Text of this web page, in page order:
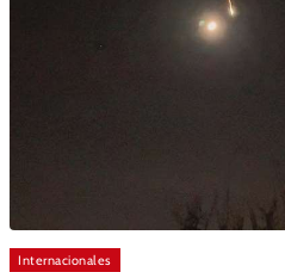
Internacionales